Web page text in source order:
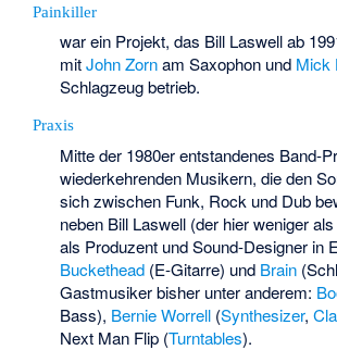
Painkiller
war ein Projekt, das Bill Laswell ab
mitJohn Zornam Saxophon und Mick
Schlagzeug betrieb.
Praxis
Mitte der 1980er entstandenes Band-
wiederkehrenden Musikern, die den
sich zwischen Funk, Rock und Dub
neben Bill Laswell (der hier weniger
als Produzent und Sound-Designer in
Buckethead(E-Gitarre) und Brain
Gastmusiker bisher unter anderem:
Bass), Bernie Worrell(Synthesizer,
Next Man Flip(Turntables).